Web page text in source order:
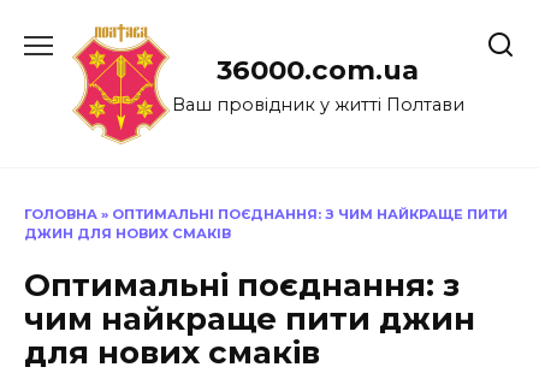
до
36000.com.ua
Ваш провідник у житті Полтави
ГОЛОВНА » ОПТИМАЛЬНІ ПОЄДНАННЯ: З ЧИМ НАЙКРАЩЕ ПИТИ
ДЖИН ДЛЯ НОВИХ СМАКІВ
Оптимальні поєднання: з
чим найкраще пити джин
для нових смаків